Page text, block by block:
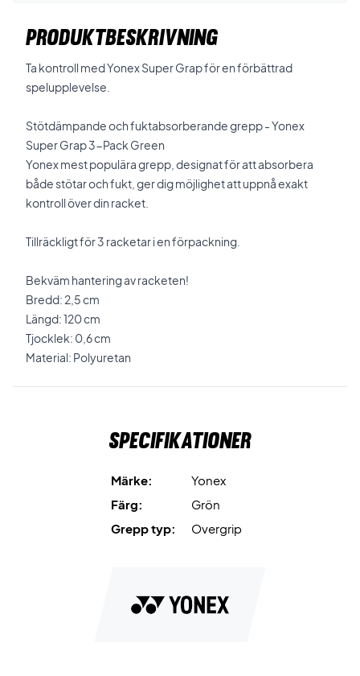
PRODUKTBESKRIVNING
Ta kontroll med Yonex Super Grap för en förbättrad
spelupplevelse.
Stötdämpande och fuktabsorberande grepp - Yonex
Super Grap 3-Pack Green
Yonex mest populära grepp, designat för att absorbera
både stötar och fukt, ger dig möjlighet att uppnå exakt
kontroll över din racket.
Tillräckligt för 3 racketar i en förpackning.
Bekväm hantering av racketen!
Bredd: 2,5 cm
Längd: 120 cm
Tjocklek: 0,6 cm
Material: Polyuretan
Specifikationer
Märke:
Yonex
Färg:
Grön
Grepp typ:
Overgrip